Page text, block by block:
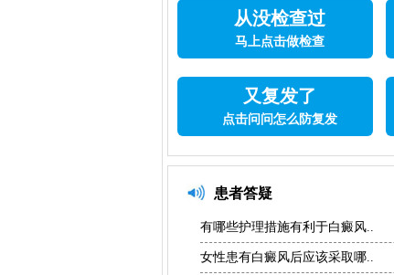
从没检查过
马上点击做检查
又复发了
点击问问怎么防复发
患者答疑
有哪些护理措施有利于白癜风..
女性患有白癜风后应该采取哪..